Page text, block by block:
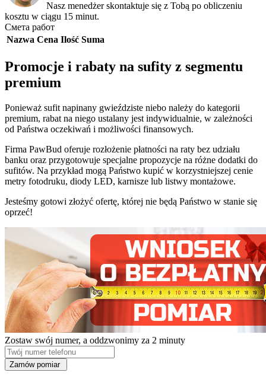
Nasz menedżer skontaktuje się z Tobą po obliczeniu
kosztu w ciągu 15 minut.
Смета работ
Nazwa Cena Ilość Suma
Promocje i rabaty na sufity z segmentu
premium
Ponieważ sufit napinany gwieździste niebo należy do kategorii
premium, rabat na niego ustalany jest indywidualnie, w zależności
od Państwa oczekiwań i możliwości finansowych.
Firma PawBud oferuje rozłożenie płatności na raty bez udziału
banku oraz przygotowuje specjalne propozycje na różne dodatki do
sufitów. Na przykład mogą Państwo kupić w korzystniejszej cenie
metry fotodruku, diody LED, karnisze lub listwy montażowe.
Jesteśmy gotowi złożyć ofertę, której nie będą Państwo w stanie się
oprzeć!
Zostaw swój numer, a oddzwonimy za 2 minuty